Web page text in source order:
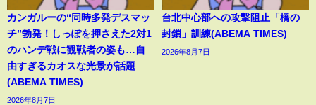
カンガルーの“同時多発デスマッ
チ”勃発！しっぽを押さえた2対1
のハンデ戦に観戦者の姿も…自
由すぎるカオスな光景が話題
(ABEMA TIMES)
2026年8月7日
台北中心部への攻撃阻止「橋の
封鎖」訓練(ABEMA TIMES)
2026年8月7日